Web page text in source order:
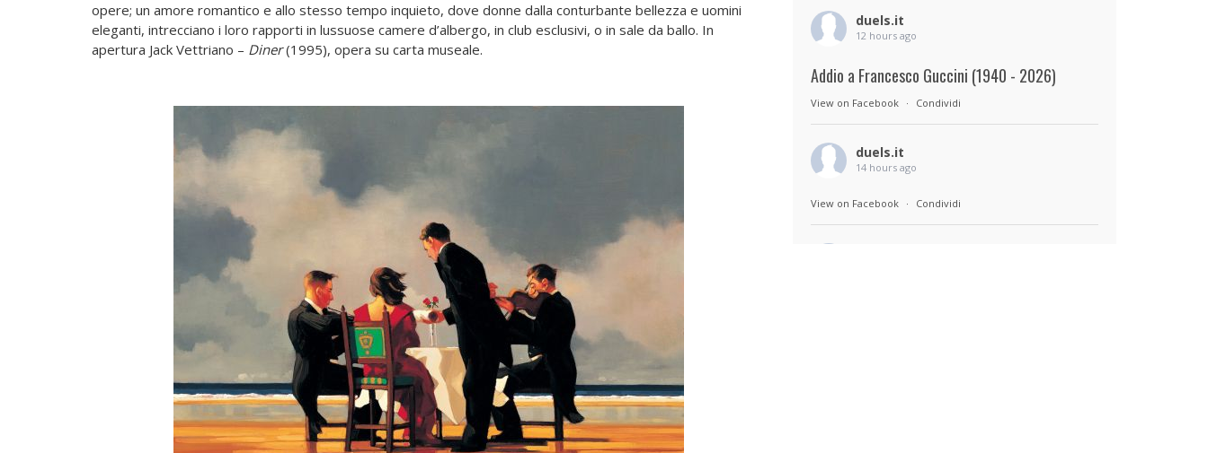
opere; un amore romantico e allo stesso tempo inquieto, dove donne dalla conturbante bellezza e uomini
eleganti, intrecciano i loro rapporti in lussuose camere d’albergo, in club esclusivi, o in sale da ballo. In
apertura Jack Vettriano – Diner(1995), opera su carta museale.
duels.it
12 hours ago
Addio a Francesco Guccini (1940 - 2026)
View on Facebook · Condividi
duels.it
14 hours ago
View on Facebook · Condividi